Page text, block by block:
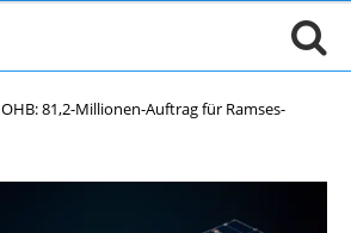
OHB: 81,2-Millionen-Auftrag für Ramses-